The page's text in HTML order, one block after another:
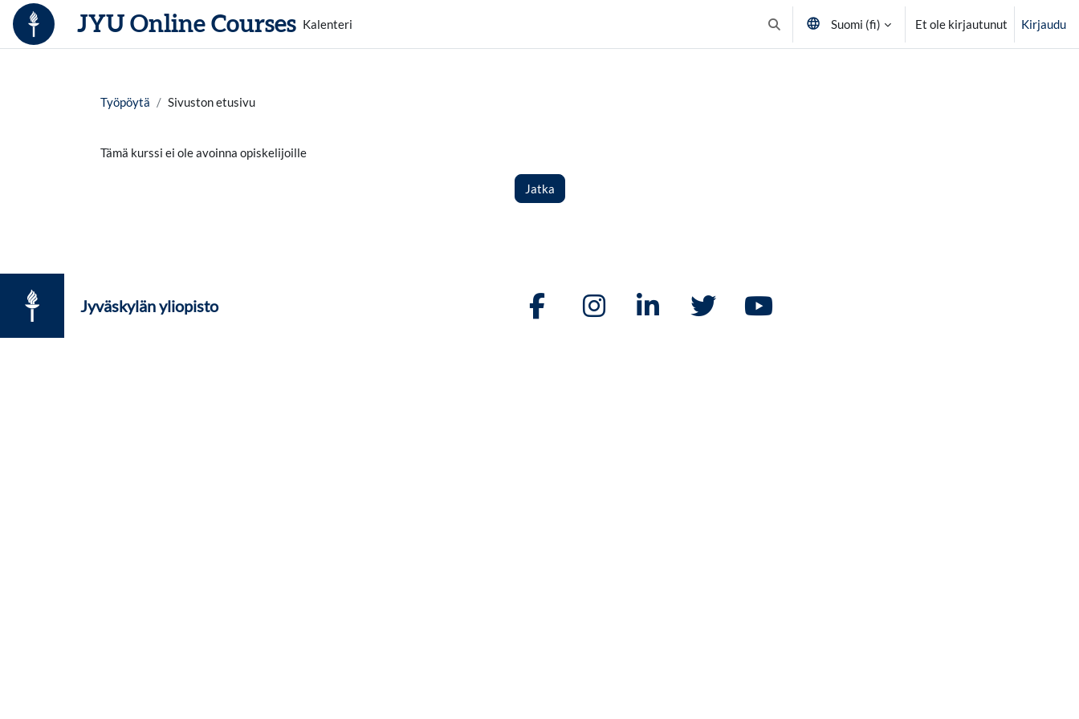
Siirry pääsisältöön
JYU Online Courses Kalenteri
Vaihda hakusyöttöä
Suomi ‎(fi)‎ Et ole kirjautunut Kirjaudu
Työpöytä Sivuston etusivu
Tämä kurssi ei ole avoinna opiskelijoille
Jatka
Jyväskylän yliopisto